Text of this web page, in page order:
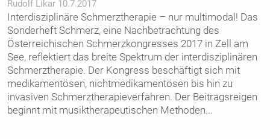
Rudolf Likar 10.7.2017
Interdisziplinäre Schmerztherapie – nur multimodal! Das
Sonderheft Schmerz, eine Nachbetrachtung des
Österreichischen Schmerzkongresses 2017 in Zell am
See, reflektiert das breite Spektrum der interdisziplinären
Schmerztherapie. Der Kongress beschäftigt sich mit
medikamentösen, nichtmedikamentösen bis hin zu
invasiven Schmerztherapieverfahren. Der Beitragsreigen
beginnt mit musiktherapeutischen Methoden...